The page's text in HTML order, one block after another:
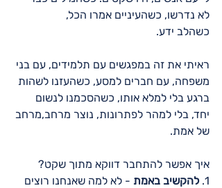
לא נדרשו, כשהעיניים אמרו הכל,
כשהלב ידע.
ראיתי את זה במפגשים עם תלמידים, עם בני
משפחה, עם חברים למסע, כשהעזנו לשהות
ברגע בלי למלא אותו, כשהסכמנו לנשום
יחד, בלי למהר לפתרונות, נוצר מרחב,מרחב
של אמת.
איך אפשר להתחבר דווקא מתוך שקט?
1. להקשיב באמת - לא למה שאנחנו רוצים